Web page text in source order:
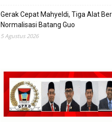
Gerak Cepat Mahyeldi, Tiga Alat
Normalisasi Batang Guo
5 Agustus 2026